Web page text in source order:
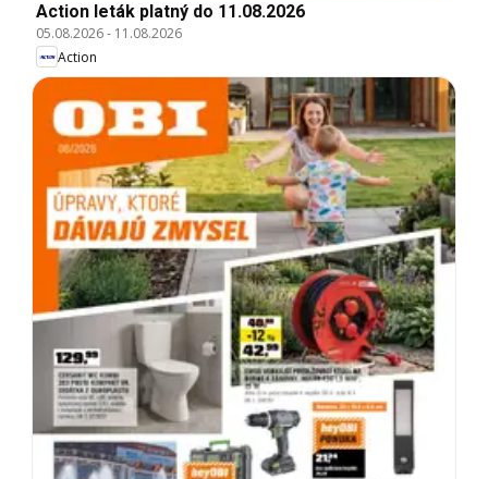
Action leták platný do 11.08.2026
05.08.2026- 11.08.2026
Action